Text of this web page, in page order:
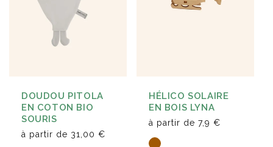
DOUDOU PITOLA
EN COTON BIO
SOURIS
à partir de 31,00 €
HÉLICO SOLAIRE
EN BOIS LYNA
à partir de 7,9 €